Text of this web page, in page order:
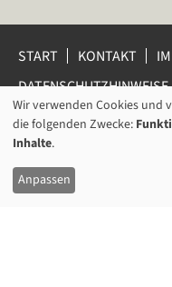
START KONTAKT
DATENSCHUTZHINWEISE
DATENSCHUTZ-
HINWEISGEBERSCHUTZ
(ZZF) e.V.
VON
DATEN
Wir verwenden Cookies und
die folgenden Zwecke:
Inhalte.
Anpassen